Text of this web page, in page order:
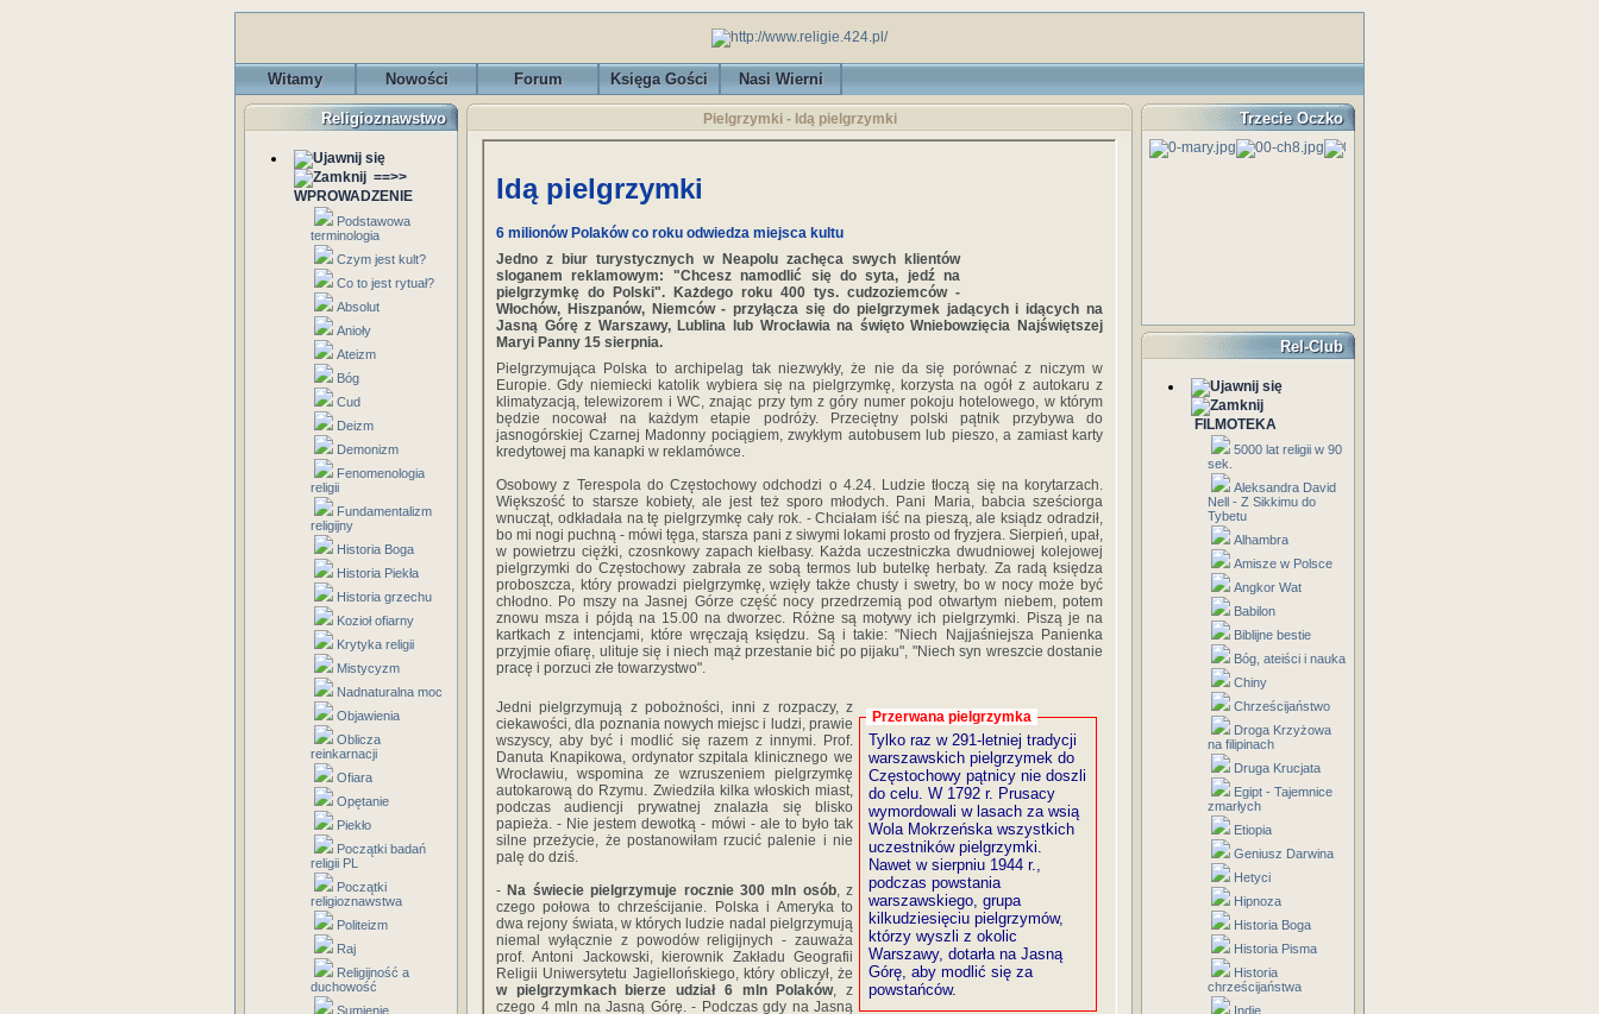
Witamy Nowości Forum Księga Gości Nasi Wierni
Religioznawstwo
==>>
WPROWADZENIE
Podstawowa
terminologia
Czym jest kult?
Co to jest rytuał?
Absolut
Anioły
Ateizm
Bóg
Cud
Deizm
Demonizm
Fenomenologia
religii
Fundamentalizm
religijny
Historia Boga
Historia Piekła
Historia grzechu
Kozioł ofiarny
Krytyka religii
Mistycyzm
Nadnaturalna moc
Objawienia
Oblicza
reinkarnacji
Ofiara
Opętanie
Piekło
Początki badań
religii PL
Początki
religioznawstwa
Politeizm
Raj
Religijność a
duchowość
Sumienie
Pielgrzymki - Idą pielgrzymki
Idą pielgrzymki
6 milionów Polaków co roku odwiedza miejsca kultu
Jedno z biur turystycznych w Neapolu zachęca swych klientów
sloganem reklamowym: "Chcesz namodlić się do syta, jedź na
pielgrzymkę do Polski". Każdego roku 400 tys. cudzoziemców -
Włochów, Hiszpanów, Niemców - przyłącza się do pielgrzymek jadących i idących na
Jasną Górę z Warszawy, Lublina lub Wrocławia na święto Wniebowzięcia Najświętszej
Maryi Panny 15 sierpnia.
Pielgrzymująca Polska to archipelag tak niezwykły, że nie da się porównać z niczym w
Europie. Gdy niemiecki katolik wybiera się na pielgrzymkę, korzysta na ogół z autokaru z
klimatyzacją, telewizorem i WC, znając przy tym z góry numer pokoju hotelowego, w którym
będzie nocował na każdym etapie podróży. Przeciętny polski pątnik przybywa do
jasnogórskiej Czarnej Madonny pociągiem, zwykłym autobusem lub pieszo, a zamiast karty
kredytowej ma kanapki w reklamówce.
Osobowy z Terespola do Częstochowy odchodzi o 4.24. Ludzie tłoczą się na korytarzach.
Większość to starsze kobiety, ale jest też sporo młodych. Pani Maria, babcia sześciorga
wnucząt, odkładała na tę pielgrzymkę cały rok. - Chciałam iść na pieszą, ale ksiądz odradził,
bo mi nogi puchną - mówi tęga, starsza pani z siwymi lokami prosto od fryzjera. Sierpień, upał,
w powietrzu ciężki, czosnkowy zapach kiełbasy. Każda uczestniczka dwudniowej kolejowej
pielgrzymki do Częstochowy zabrała ze sobą termos lub butelkę herbaty. Za radą księdza
proboszcza, który prowadzi pielgrzymkę, wzięły także chusty i swetry, bo w nocy może być
chłodno. Po mszy na Jasnej Górze część nocy przedrzemią pod otwartym niebem, potem
znowu msza i pójdą na 15.00 na dworzec. Różne są motywy ich pielgrzymki. Piszą je na
kartkach z intencjami, które wręczają księdzu. Są i takie: "Niech Najjaśniejsza Panienka
przyjmie ofiarę, ulituje się i niech mąż przestanie bić po pijaku", "Niech syn wreszcie dostanie
pracę i porzuci złe towarzystwo".
Przerwana pielgrzymka
Tylko raz w 291-letniej tradycji
warszawskich pielgrzymek do
Częstochowy pątnicy nie doszli
do celu. W 1792 r. Prusacy
wymordowali w lasach za wsią
Wola Mokrzeńska wszystkich
uczestników pielgrzymki.
Nawet w sierpniu 1944 r.,
podczas powstania
warszawskiego, grupa
kilkudziesięciu pielgrzymów,
którzy wyszli z okolic
Warszawy, dotarła na Jasną
Górę, aby modlić się za
powstańców.
Jedni pielgrzymują z pobożności, inni z rozpaczy, z
ciekawości, dla poznania nowych miejsc i ludzi, prawie
wszyscy, aby być i modlić się razem z innymi. Prof.
Danuta Knapikowa, ordynator szpitala klinicznego we
Wrocławiu, wspomina ze wzruszeniem pielgrzymkę
autokarową do Rzymu. Zwiedziła kilka włoskich miast,
podczas audiencji prywatnej znalazła się blisko
papieża. - Nie jestem dewotką - mówi - ale to było tak
silne przeżycie, że postanowiłam rzucić palenie i nie
palę do dziś.
- Na świecie pielgrzymuje rocznie 300 mln osób, z
czego połowa to chrześcijanie. Polska i Ameryka to
dwa rejony świata, w których ludzie nadal pielgrzymują
niemal wyłącznie z powodów religijnych - zauważa
prof. Antoni Jackowski, kierownik Zakładu Geografii
Religii Uniwersytetu Jagiellońskiego, który obliczył, że
w pielgrzymkach bierze udział 6 mln Polaków, z
czego 4 mln na Jasną Górę. - Podczas gdy na Jasną
Trzecie Oczko
Rel-Club
FILMOTEKA
5000 lat religii w 90
sek.
Aleksandra David
Nell - Z Sikkimu do
Tybetu
Alhambra
Amisze w Polsce
Angkor Wat
Babilon
Biblijne bestie
Bóg, ateiści i nauka
Chiny
Chrześcijaństwo
Droga Krzyżowa
na filipinach
Druga Krucjata
Egipt - Tajemnice
zmarłych
Etiopia
Geniusz Darwina
Hetyci
Hipnoza
Historia Boga
Historia Pisma
Historia
chrześcijaństwa
Indie